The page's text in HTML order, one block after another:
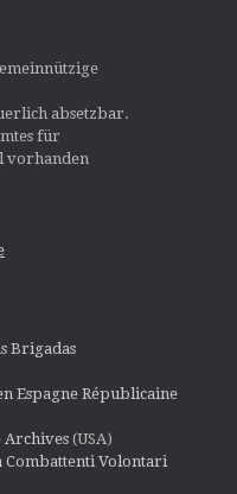
absetzbar.
für
vorhanden
Brigadas
Espagne Républicaine
Archives (USA)
Combattenti Volontari